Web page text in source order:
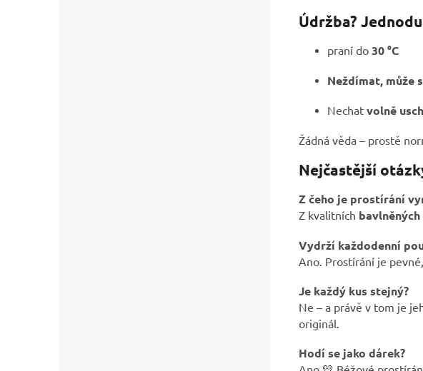
Údržba?
praní do 30 °C
Neždímat, může
Nechat volně
Žádná věda – prostě
Nejčastější
Z čeho je prostírání
Z kvalitních bavlněných
Vydrží každodenní
Ano. Prostírání je
Je každý kus stejný?
Ne – a právě v tom je
originál.
Hodí se jako dárek?